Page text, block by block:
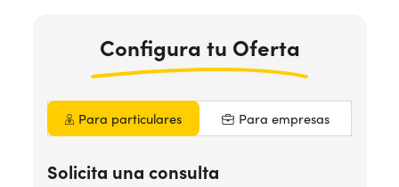
¿Necesitas ayuda? +34672028071
Configura tu Oferta
Para particulares Para empresas
Solicita una consulta